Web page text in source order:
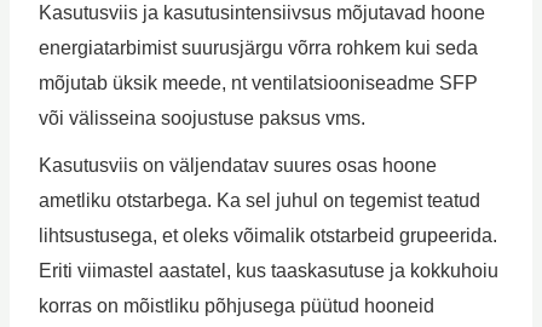
Kasutusviis ja kasutusintensiivsus mõjutavad hoone
energiatarbimist suurusjärgu võrra rohkem kui seda
mõjutab üksik meede, nt ventilatsiooniseadme SFP
või välisseina soojustuse paksus vms.
Kasutusviis on väljendatav suures osas hoone
ametliku otstarbega. Ka sel juhul on tegemist teatud
lihtsustusega, et oleks võimalik otstarbeid grupeerida.
Eriti viimastel aastatel, kus taaskasutuse ja kokkuhoiu
korras on mõistliku põhjusega püütud hooneid